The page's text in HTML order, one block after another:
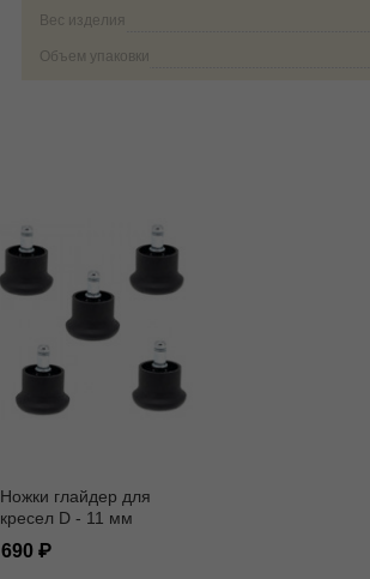
Вес изделия
Объем упаковки
Ножки глайдер для
кресел D - 11 мм
690